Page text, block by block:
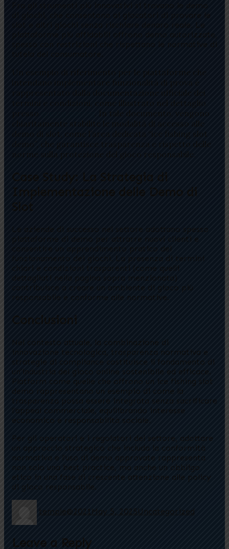
Fra gli strumenti più innovativi si trovano le demo
di giochi, che consentono ai giocatori di provare le
slot e altri giochi senza rischiare denaro reale. Le
piattaforme più affidabili offrono demo autorizzate,
spesso con restrizioni che rispettano le normative di
tutela del consumatore.
Un esempio di riferimento per le piattaforme che
intendano implementare funzionalità di prova è
rappresentato dalla documentazione ufficiale dei
termini e condizioni, come illustrato nel dettaglio
presso
. In tale documento, vengono
chiaritamente stabilite le modalità di accesso alle
demo di slot, come l’area dedicata “ice fishing slot
demo”, che garantisce trasparenza e rispetto delle
norme sulla protezione del gioco responsabile.
Case Study: La Strategia di
Implementazione delle Demo di
Slot
Le aziende di successo nel settore adottano spesso
piattaforme di demo per attrarre nuovi clienti e
consentire un apprendimento pratico del
funzionamento dei giochi. La presenza di termini
chiari e condizioni trasparenti (come quelli
dettagliati nella pagina sopra menzionata)
contribuisce a creare un ambiente di gioco più
responsabile e conforme alle normative.
Conclusioni
Nel contesto attuale, la combinazione di
innovazione tecnologica, trasparenza normativa e
strategie di compliance costituisce il fondamento di
un’industria del gioco online sostenibile ed efficace.
Platform come quelle che offrono un ice fishing slot
demo rappresentano un esempio di come la
trasparenza possa essere integrata senza sacrificare
l’appeal commerciale, equilibrando interesse
economico e responsabilità sociale.
Per gli operatori e i regolatori del settore, adottare
un approccio strategico che includa la conformità
normativa e l’uso di demo approvate rappresenta
non solo una best practice, ma anche un obbligo
etico in una fase di crescente attenzione alle policy
di gioco responsabile.
temple@2021 May 5, 2025Uncategorized
Leave a Reply